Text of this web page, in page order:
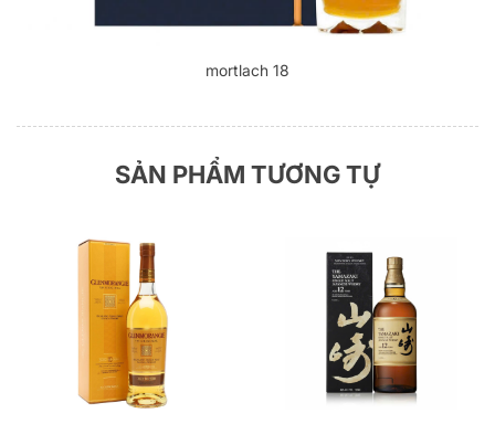
mortlach 18
SẢN PHẨM TƯƠNG TỰ